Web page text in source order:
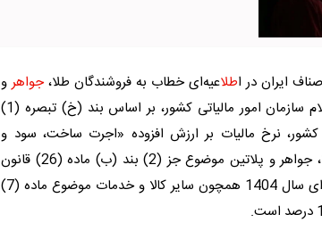
ایران در اطلاعیه‌ای خطاب به فروشندگان طلا،جواهرو
پلاتین اعلام کرد: بر اساس اعلام سازمان امور مالیاتی کشور، بر اساس بند (خ) تبصره (1)
بودجه سال 1404 کل کشور، نرخ مالیات بر ارزش افزوده «اجرت ساخت، سود و
،جواهر
و پلاتین موضوع جز (2) بند (ب) ماده (26) قانون
مالیات بر ارزش افزوده» از ابتدای سال 1404 همچون سایر کالا و خدمات موضوع ماده (7)